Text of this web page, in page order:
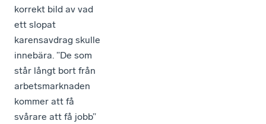
korrekt bild av vad
ett slopat
karensavdrag skulle
innebära. ”De som
står långt bort från
arbetsmarknaden
kommer att få
svårare att få jobb”